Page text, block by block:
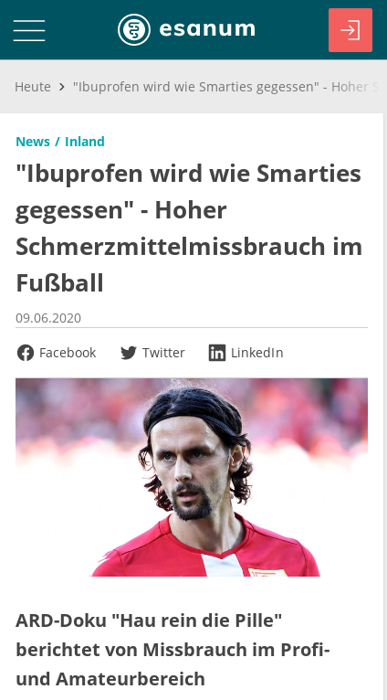
Heute
News Inland
"Ibuprofen wird wie Smarties
gegessen" - Hoher
Schmerzmittelmissbrauch im
Fußball
09.06.2020
Facebook
Twitter LinkedIn
ARD-Doku "Hau rein die Pille"
berichtet von Missbrauch im Profi-
und Amateurbereich